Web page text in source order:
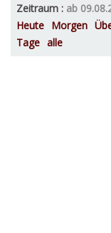
Zeitraum : ab
Heute Morgen
Tage alle